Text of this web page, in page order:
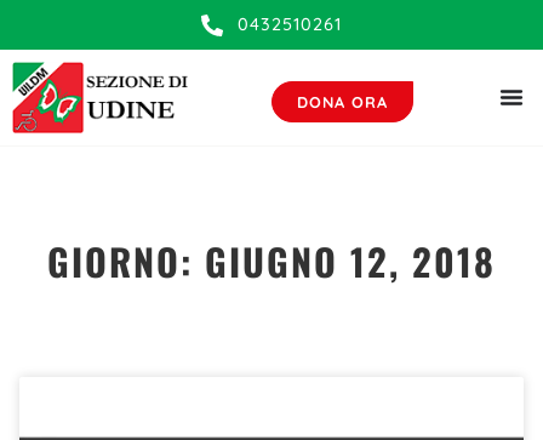
0432510261
DONA ORA
GIORNO: GIUGNO 12, 2018